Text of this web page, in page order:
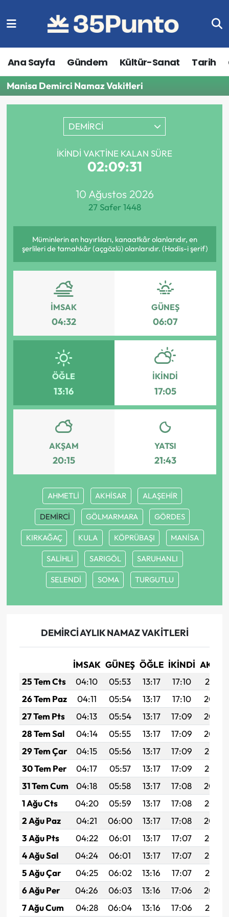
Ana Sayfa Gündem Kültür-Sanat Tarih
Manisa Demirci Namaz Vakitleri
DEMİRCİ
İKINDI VAKTINE KALAN SÜRE
02:09:31
10 Ağustos 2026
27 Safer 1448
Müminlerin en hayırlıları, kanaatkâr olanlarıdır, en
şerlileri de tamahkâr (açgözlü) olanlarıdır. (Hadis-i şerif)
İMSAK
04:32
GÜNEŞ
06:07
ÖĞLE
13:16
İKINDI
17:05
AKŞAM
20:15
YATSI
21:43
AHMETLİ AKHİSAR ALAŞEHİR
DEMİRCİ GÖLMARMARA GÖRDES
KIRKAĞAÇ KULA KÖPRÜBAŞI MANİSA
SALİHLİ SARIGÖL SARUHANLI
SELENDİ SOMA TURGUTLU
DEMİRCİ AYLIK NAMAZ VAKITLERI
İMSAK GÜNEŞ ÖĞLE İKINDI
25 Tem Cts
04:10 05:53 13:17 17:10
20:31
26 Tem Paz
04:11 05:54 13:17 17:10
20:30
27 Tem Pts
04:13 05:54 13:17 17:09
20:30
28 Tem Sal
04:14 05:55 13:17 17:09
20:29
29 Tem Çar
04:15 05:56 13:17 17:09
20:28
30 Tem Per
04:17 05:57 13:17 17:09
20:27
31 Tem Cum
04:18 05:58 13:17 17:08
20:26
1 Ağu Cts
04:20 05:59 13:17 17:08
20:25
2 Ağu Paz
04:21 06:00 13:17 17:08
20:24
3 Ağu Pts
04:22 06:01 13:17 17:07
20:23
4 Ağu Sal
04:24 06:01 13:17 17:07
20:22
5 Ağu Çar
04:25 06:02 13:16 17:07
20:21
6 Ağu Per
04:26 06:03 13:16 17:06
20:20
7 Ağu Cum
04:28 06:04 13:16 17:06 20:18